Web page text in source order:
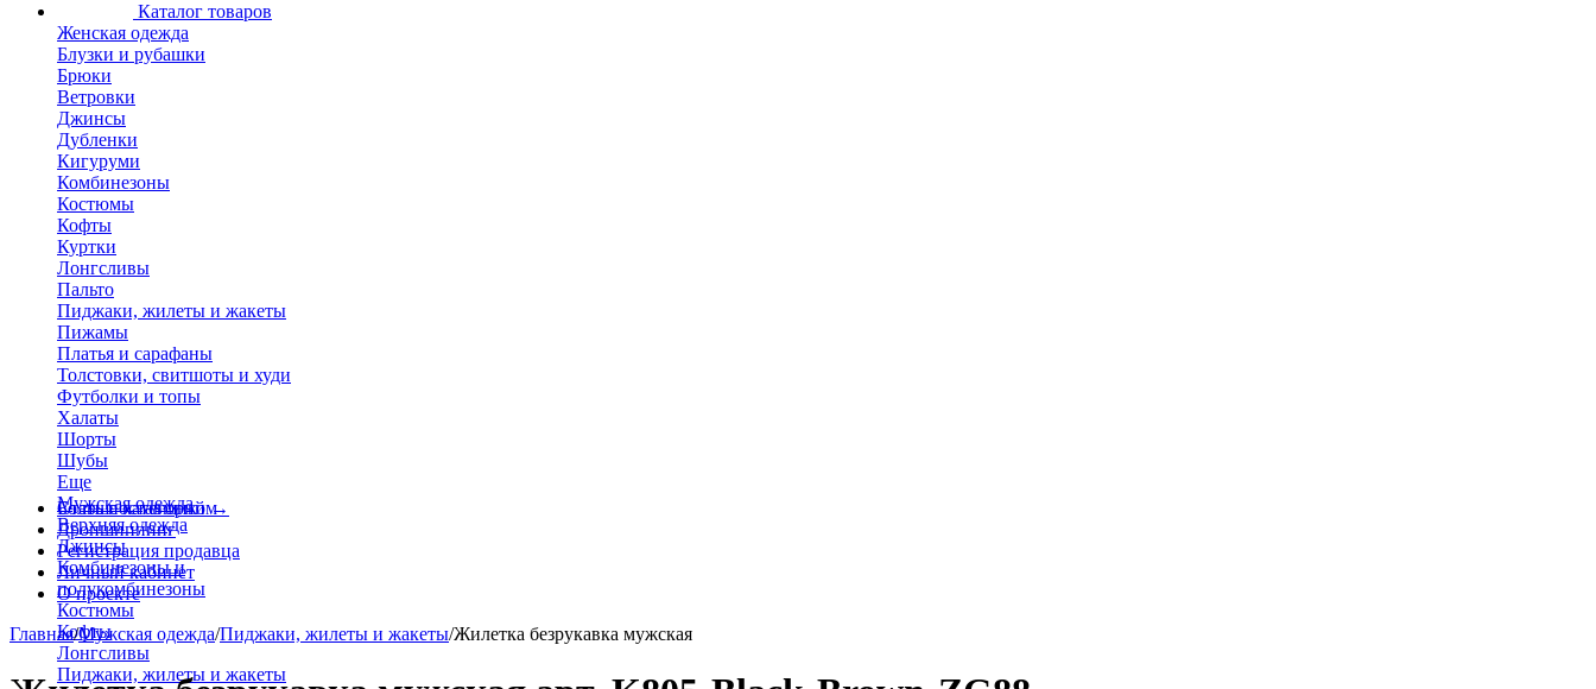
Каталог товаров
Женская одежда
Блузки и рубашки
Брюки
Ветровки
Джинсы
Дубленки
Кигуруми
Комбинезоны
Костюмы
Кофты
Куртки
Лонгсливы
Пальто
Пиджаки, жилеты и жакеты
Пижамы
Платья и сарафаны
Толстовки, свитшоты и худи
Футболки и топы
Халаты
Шорты
Шубы
Еще
Мужская одежда
Верхняя одежда
Джинсы
Комбинезоны и
полукомбинезоны
Костюмы
Кофты
Лонгсливы
Пиджаки, жилеты и жакеты
Больше категорий→
Стать поставщиком
Дропшиппинг
Регистрация продавца
Личный кабинет
О проекте
Главная/Мужская одежда/Пиджаки, жилеты и жакеты/Жилетка безрукавка мужская